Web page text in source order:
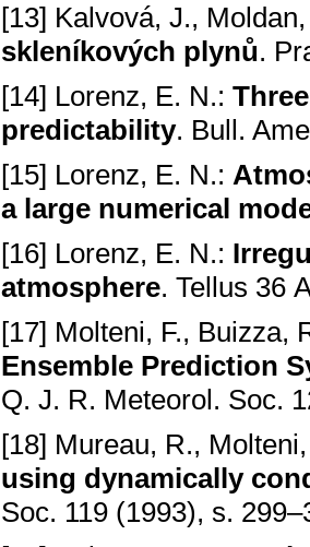
[13] Kalvová, J.,
skleníkových plynů.
[14] Lorenz, E. N.:
predictability. Bull.
[15] Lorenz, E. N.:
a large numerical
[16] Lorenz, E. N.:
atmosphere. Tellus 36
[17] Molteni, F., Buizza,
Ensemble Prediction
Q. J. R. Meteorol. Soc.
[18] Mureau, R.,
using dynamically
Soc. 119 (1993), s.